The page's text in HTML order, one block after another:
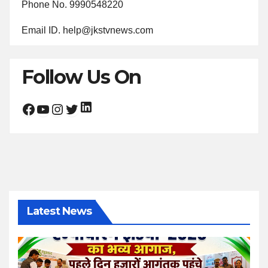
Phone No. 9990548220
Email ID. help@jkstvnews.com
Follow Us On
Facebook YouTube Instagram Twitter LinkedIn
Latest News